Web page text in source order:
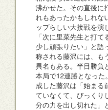
沸かせた。その直後に
れもあったかもしれな
ップらしい大接戦を演
「次に里菜先生と打
少し頑張りたい」と語
称される藤沢には、も
異名もある。半目勝負
本局で12連勝となっ
成した藤沢は「始まる
ていなくて、びっくり
分の力を出し切れた」